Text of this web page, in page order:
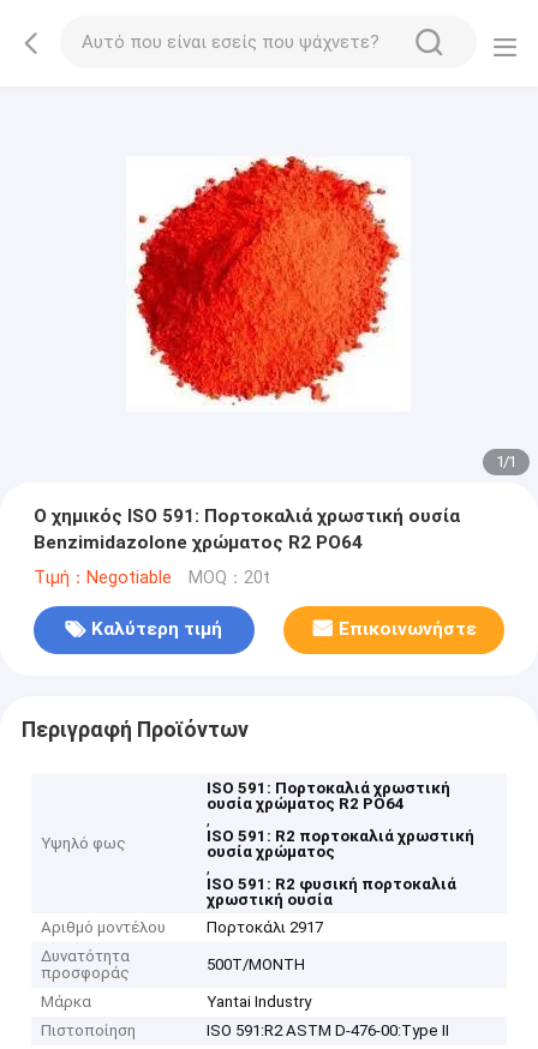
1/1
Ο χημικός ISO 591: Πορτοκαλιά χρωστική ουσία
Benzimidazolone χρώματος R2 PO64
Τιμή：Negotiable MOQ：20t
Καλύτερη τιμή Επικοινωνήστε
Περιγραφή Προϊόντων
Υψηλό φως
ISO 591: Πορτοκαλιά χρωστική
ουσία χρώματος R2 PO64
,
ISO 591: R2 πορτοκαλιά χρωστική
ουσία χρώματος
,
ISO 591: R2 φυσική πορτοκαλιά
χρωστική ουσία
Αριθμό μοντέλου
Πορτοκάλι 2917
Δυνατότητα
προσφοράς
500T/MONTH
Μάρκα
Yantai Industry
Πιστοποίηση
ISO 591:R2 ASTM D-476-00:Type II